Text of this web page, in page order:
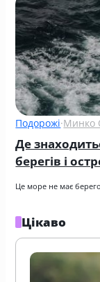
Подорожі·Минко
Де
берегів і
Це море не має
Цікаво